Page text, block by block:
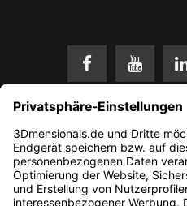
* Alle Preise in EUR inkl. gesetzl.
Änderungen und Irrtümer
© 2026 3Dmensionals / PONTIALIS